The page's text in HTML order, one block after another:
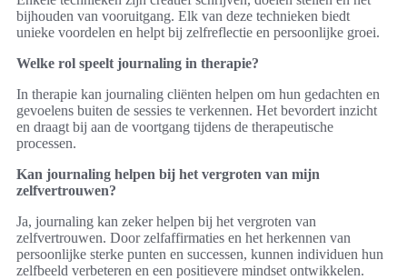
bijhouden van vooruitgang. Elk van deze technieken biedt
unieke voordelen en helpt bij zelfreflectie en persoonlijke groei.
Welke rol speelt journaling in therapie?
In therapie kan journaling cliënten helpen om hun gedachten en
gevoelens buiten de sessies te verkennen. Het bevordert inzicht
en draagt bij aan de voortgang tijdens de therapeutische
processen.
Kan journaling helpen bij het vergroten van mijn
zelfvertrouwen?
Ja, journaling kan zeker helpen bij het vergroten van
zelfvertrouwen. Door zelfaffirmaties en het herkennen van
persoonlijke sterke punten en successen, kunnen individuen hun
zelfbeeld verbeteren en een positievere mindset ontwikkelen.